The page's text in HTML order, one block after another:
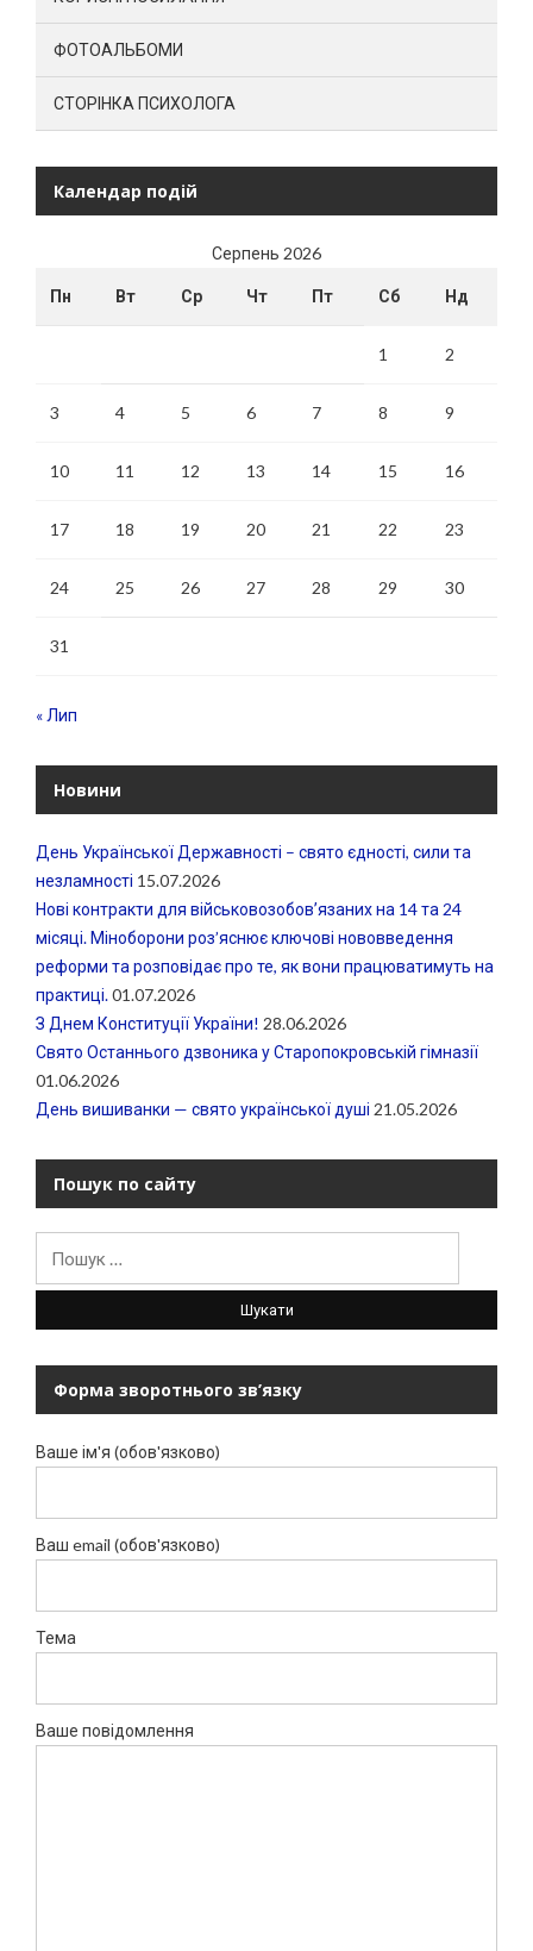
ФОТОАЛЬБОМИ
СТОРІНКА ПСИХОЛОГА
Календар подій
Серпень 2026
Пн Вт Ср Чт Пт Сб Нд
1 2
3 4 5 6 7 8 9
10 11 12 13 14 15 16
17 18 19 20 21 22 23
24 25 26 27 28 29 30
31
« Лип
Новини
День Української Державності – свято єдності, сили та
незламності 15.07.2026
Нові контракти для військовозобовʼязаних на 14 та 24
місяці. Міноборони роз’яснює ключові нововведення
реформи та розповідає про те, як вони працюватимуть на
практиці.01.07.2026
З Днем Конституції України! 28.06.2026
Свято Останнього дзвоника у Старопокровській гімназії
01.06.2026
День вишиванки — свято української душі 21.05.2026
Пошук по сайту
Форма зворотнього зв’язку
Ваше ім'я (обов'язково)
Ваш email (обов'язково)
Тема
Ваше повідомлення